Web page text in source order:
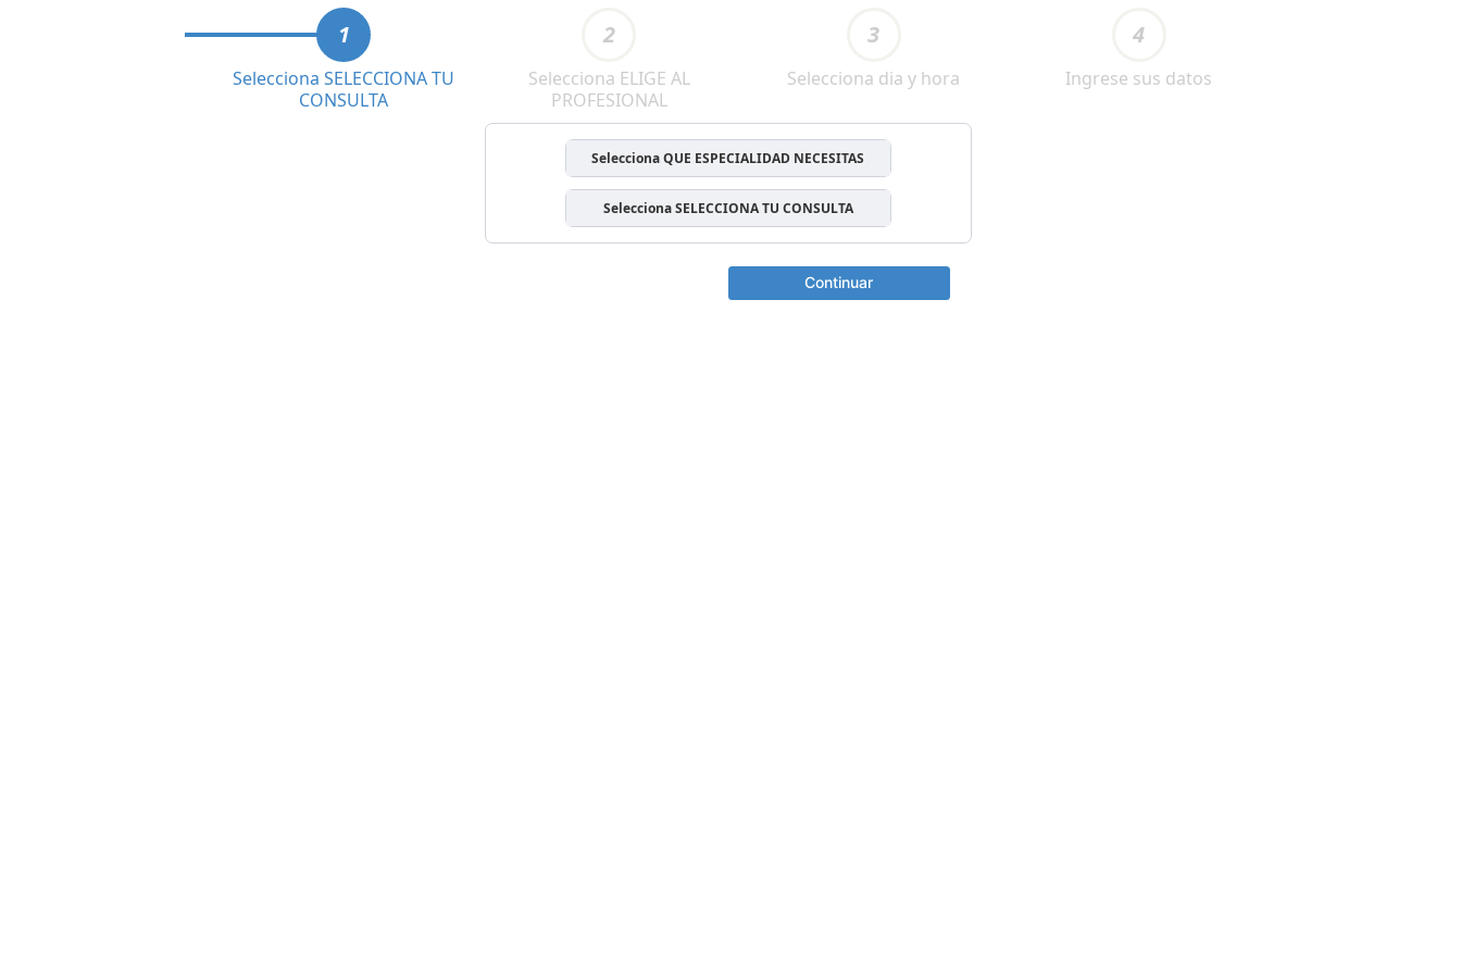
1
Selecciona SELECCIONA TU
CONSULTA
2
Selecciona ELIGE AL
PROFESIONAL
3
Selecciona dia y hora
4
Ingrese sus datos
Selecciona QUE ESPECIALIDAD NECESITAS
Selecciona SELECCIONA TU CONSULTA
Continuar